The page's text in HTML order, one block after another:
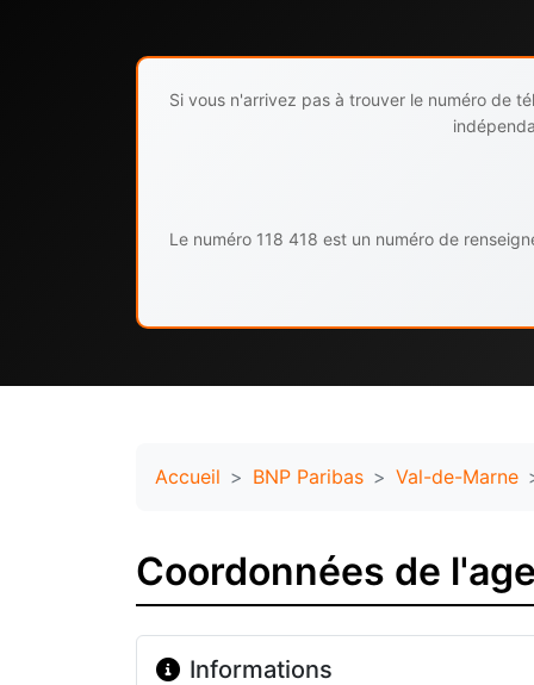
Si vous n'arrivez pas à trouver le numéro de
Le numéro 118 418 est un numéro de
Accueil BNP Paribas Val-de-Marne
Coordonnées de
Informations